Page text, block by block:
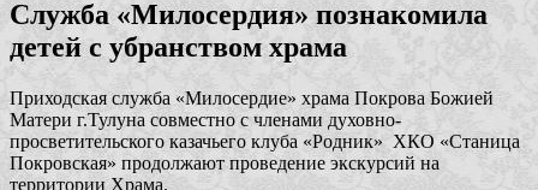
Служба «Милосердия» познакомила
детей с убранством храма
Приходская служба «Милосердие» храма Покрова Божией
Матери г.Тулуна совместно с членами духовно-
просветительского казачьего клуба «Родник» ХКО «Станица
Покровская» продолжают проведение экскурсий на
территории Храма.